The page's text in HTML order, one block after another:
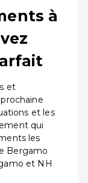
à
et
et les
qui
les
Bergamo
et NH